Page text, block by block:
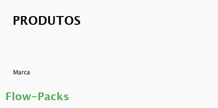
PRODUTOS
Marca
Flow-Packs